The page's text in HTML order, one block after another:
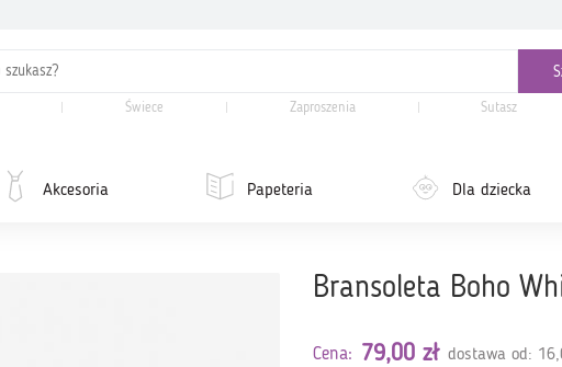
Świece Zaproszenia Sutasz
Akcesoria Papeteria Dla dziecka
Bransoleta Boho
Cena: 79,00 zł dostawa od: